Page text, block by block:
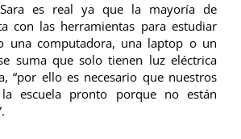
es real ya que la mayoría de
con las herramientas para estudiar
una computadora, una laptop o un
suma que solo tienen luz eléctrica
“por ello es necesario que nuestros
escuela pronto porque no están